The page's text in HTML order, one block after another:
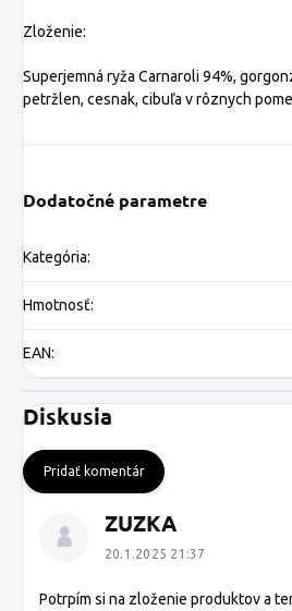
Zloženie:
Superjemná ryža Carnaroli 94%,
petržlen, cesnak, cibuľa v rôznych
Dodatočné parametre
Kategória:
Hmotnosť:
EAN:
Diskusia
Pridať komentár
ZUZKA
20.1.2025 21:37
Potrpím si na zloženie produktov a